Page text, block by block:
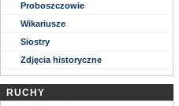
Proboszczowie
Wikariusze
Siostry
Zdjęcia historyczne
RUCHY